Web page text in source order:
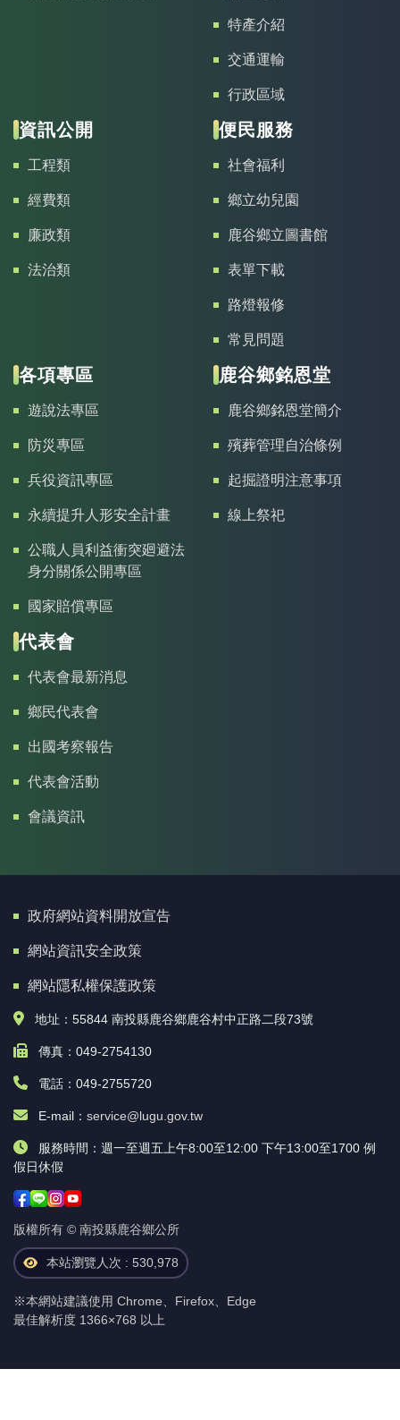
特產介紹
交通運輸
行政區域
資訊公開
工程類
經費類
廉政類
法治類
便民服務
社會福利
鄉立幼兒園
鹿谷鄉立圖書館
表單下載
路燈報修
常見問題
各項專區
遊說法專區
防災專區
兵役資訊專區
永續提升人形安全計畫
公職人員利益衝突廻避法
身分關係公開專區
國家賠償專區
鹿谷鄉銘恩堂
鹿谷鄉銘恩堂簡介
殯葬管理自治條例
起掘證明注意事項
線上祭祀
代表會
代表會最新消息
鄉民代表會
出國考察報告
代表會活動
會議資訊
政府網站資料開放宣告
網站資訊安全政策
網站隱私權保護政策
地址：55844 南投縣鹿谷鄉鹿谷村中正路二段73號
傳真：049-2754130
電話：049-2755720
E-mail： service@lugu.gov.tw
服務時間：週一至週五上午8:00至12:00 下午13:00至1700 例
假日休假
版權所有 © 南投縣鹿谷鄉公所
本站瀏覽人次 : 530,978
※本網站建議使用 Chrome、Firefox、Edge
最佳解析度 1366×768 以上